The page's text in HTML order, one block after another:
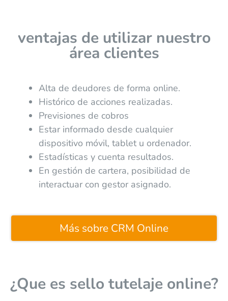
ventajas de utilizar nuestro
área clientes
Alta de deudores de forma online.
Histórico de acciones realizadas.
Previsiones de cobros
Estar informado desde cualquier
dispositivo móvil, tablet u ordenador.
Estadísticas y cuenta resultados.
En gestión de cartera, posibilidad de
interactuar con gestor asignado.
Más sobre CRM Online
¿Que es sello tutelaje online?